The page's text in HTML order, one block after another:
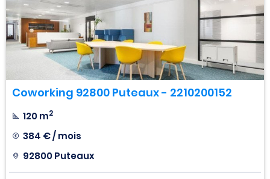
Coworking 92800 Puteaux - 2210200152
120 m2
384 € / mois
92800 Puteaux